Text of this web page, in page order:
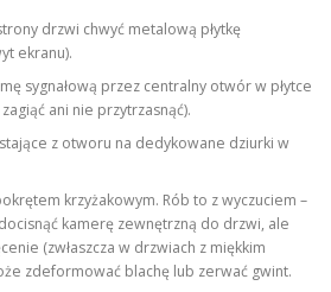
drzwi chwyć metalową płytkę
ekranu).
sygnałową przez centralny otwór w płytce
ani nie przytrzasnąć).
z otworu na dedykowane dziurki w
krzyżakowym. Rób to z wyczuciem –
kamerę zewnętrzną do drzwi, ale
(zwłaszcza w drzwiach z miękkim
zdeformować blachę lub zerwać gwint.